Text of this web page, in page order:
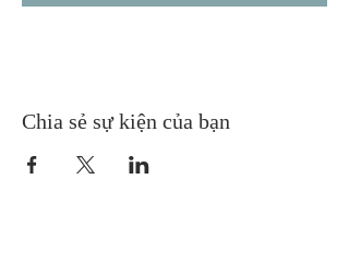
Chia sẻ sự kiện của bạn